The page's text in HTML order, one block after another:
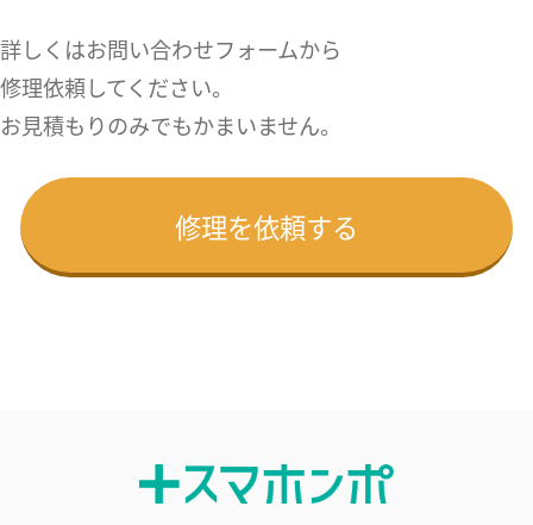
詳しくはお問い合わせフォームから
修理依頼してください。
お見積もりのみでもかまいません。
修理を依頼する